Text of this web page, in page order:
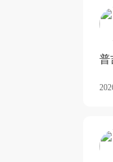
普